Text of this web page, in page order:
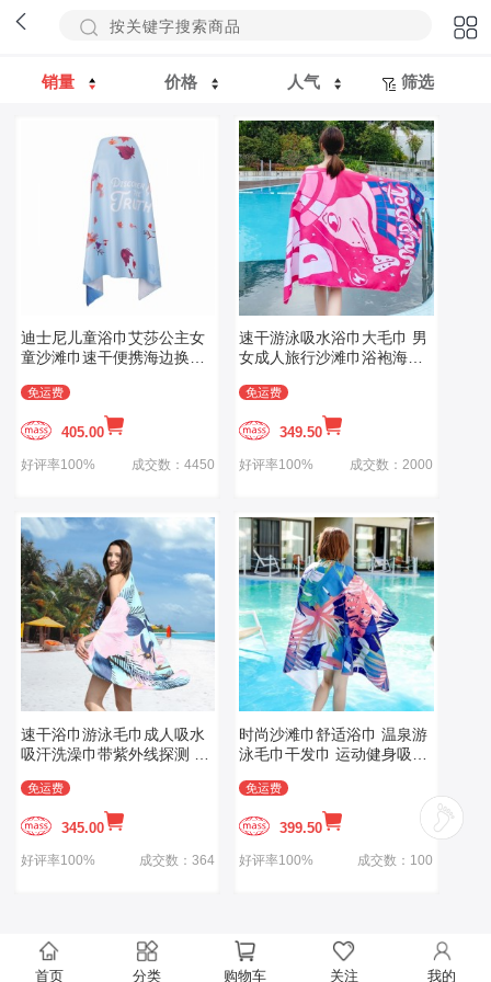
销量 价格 人气 筛选
迪士尼儿童浴巾艾莎公主女
童沙滩巾速干便携海边换衣
免运费
405.00
好评率100% 成交数：4450
速干游泳吸水浴巾大毛巾 男
女成人旅行沙滩巾浴袍海滩
免运费
349.50
好评率100% 成交数：2000
速干浴巾游泳毛巾成人吸水
吸汗洗澡巾带紫外线探测 健
免运费
345.00
好评率100% 成交数：364
时尚沙滩巾舒适浴巾 温泉游
泳毛巾干发巾 运动健身吸水
免运费
399.50
好评率100% 成交数：100
首页 分类 购物车 关注 我的